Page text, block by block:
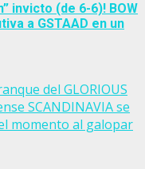
invicto (de 6-6)! BOW
a GSTAAD en un
del GLORIOUS
SCANDINAVIA se
momento al galopar